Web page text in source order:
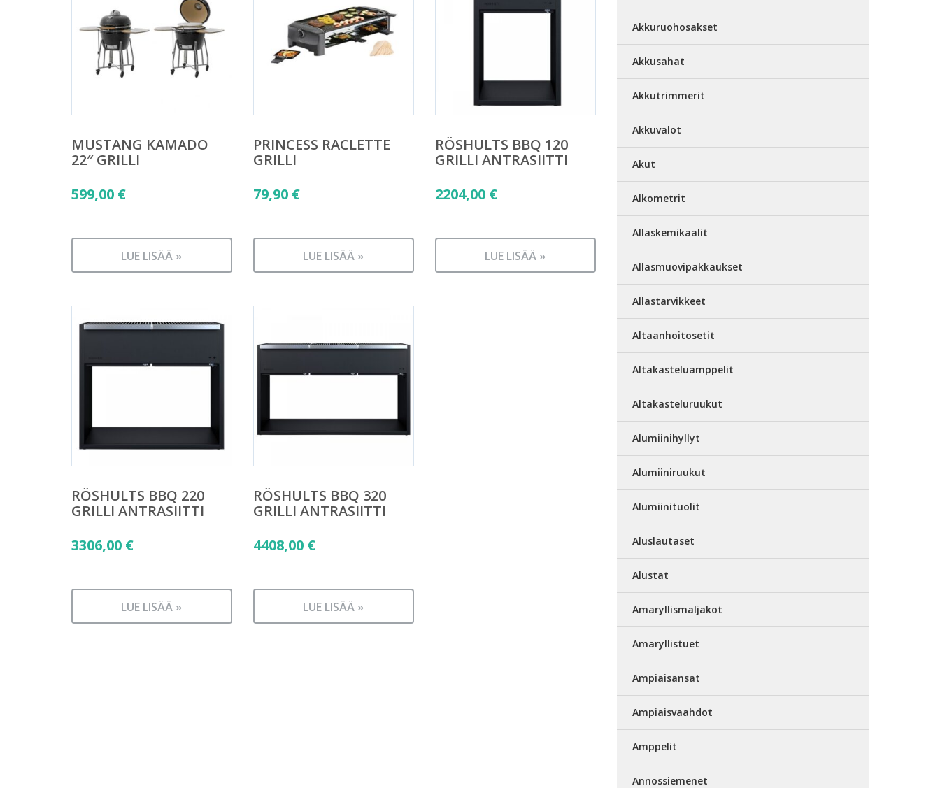
MUSTANG KAMADO
22″ GRILLI
599,00 €
LUE LISÄÄ »
PRINCESS RACLETTE
GRILLI
79,90 €
LUE LISÄÄ »
RÖSHULTS BBQ 120
GRILLI ANTRASIITTI
2204,00 €
LUE LISÄÄ »
RÖSHULTS BBQ 220
GRILLI ANTRASIITTI
3306,00 €
LUE LISÄÄ »
RÖSHULTS BBQ 320
GRILLI ANTRASIITTI
4408,00 €
LUE LISÄÄ »
Akkuruohosakset
Akkusahat
Akkutrimmerit
Akkuvalot
Akut
Alkometrit
Allaskemikaalit
Allasmuovipakkaukset
Allastarvikkeet
Altaanhoitosetit
Altakasteluamppelit
Altakasteluruukut
Alumiinihyllyt
Alumiiniruukut
Alumiinituolit
Aluslautaset
Alustat
Amaryllismaljakot
Amaryllistuet
Ampiaisansat
Ampiaisvaahdot
Amppelit
Annossiemenet